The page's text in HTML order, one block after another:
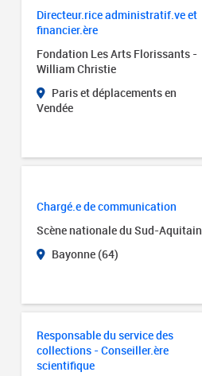
Directeur.rice administratif.ve et
financier.ère
Fondation Les Arts Florissants -
William Christie
Paris et déplacements en
Vendée
Chargé.e de communication
Scène nationale du Sud-Aquitain
Bayonne (64)
Responsable du service des
collections - Conseiller.ère
scientifique